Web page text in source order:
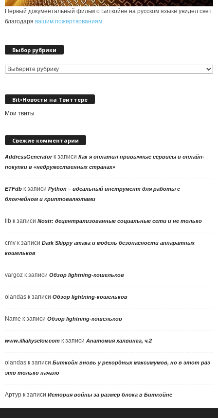
Первый документальный фильм о Биткойне на русском языке увидел свет
благодаря вашим пожертвованиям.
Выбор рубрики
Выбор
Bit•Новости на Твиттере
Мои твиты
Свежие комментарии
AddressGeneratorк записи Как я оплатил привычные сервисы и онлайн-
покупки в «недружественных странах»
ETFdb к записи Python – идеальный инструмент для работы с
блокчейном и криптовалютами
llb к записи Nostr: децентрализованные социальные сети и не только
cmv к записи Dark Skippy атака и модель безопасности аппаратных
кошельков
vargoz к записи Обзор lightning-кошельков
olandas к записи Обзор lightning-кошельков
Name к записи Обзор lightning-кошельков
www.illiakyselov.com к записи Анатомия халвинга, ч.2
olandas к записи Биткойн вновь у рекордных максимумов, но в этот раз
это только начало
Артур к записи История войны за размер блока в Биткойне